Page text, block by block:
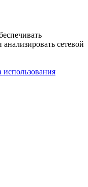
сетевой
использования